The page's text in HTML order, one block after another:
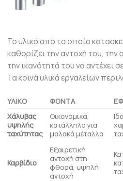
Το υλικό από το οποίο
καθορίζει την αντοχή του,
την ικανότητά του να αντέχει
Τα κοινά υλικά εργαλείων
ΥΛΙΚΌ ΦΌΝΤΑ
Χάλυβας
υψηλής
ταχύτητας
Οικονομικά,
κατάλληλο για
μαλακά μέταλλα
Καρβίδιο
Εξαιρετική
αντοχή στη
φθορά, υψηλή
αντοχή